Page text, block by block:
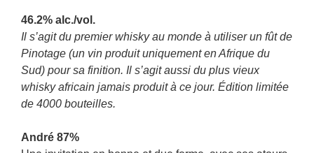
46.2% alc./vol.
Il s’agit du premier whisky au monde à utiliser un fût de
Pinotage (un vin produit uniquement en Afrique du
Sud) pour sa finition. Il s’agit aussi du plus vieux
whisky africain jamais produit à ce jour. Édition limitée
de 4000 bouteilles.
André 87%